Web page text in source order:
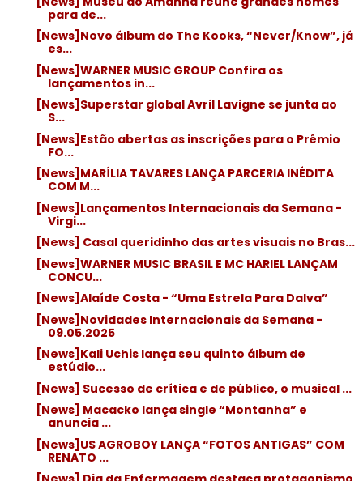
para de...
[News]Novo álbum do The Kooks, “Never/Know”, já
es...
[News]WARNER MUSIC GROUP Confira os
lançamentos in...
[News]Superstar global Avril Lavigne se junta ao
S...
[News]Estão abertas as inscrições para o Prêmio
FO...
[News]MARÍLIA TAVARES LANÇA PARCERIA INÉDITA
COM M...
[News]Lançamentos Internacionais da Semana -
Virgi...
[News] Casal queridinho das artes visuais no Bras...
[News]WARNER MUSIC BRASIL E MC HARIEL LANÇAM
CONCU...
[News]Alaíde Costa - “Uma Estrela Para Dalva”
[News]Novidades Internacionais da Semana -
09.05.2025
[News]Kali Uchis lança seu quinto álbum de
estúdio...
[News] Sucesso de crítica e de público, o musical ...
[News] Macacko lança single “Montanha” e
anuncia ...
[News]US AGROBOY LANÇA “FOTOS ANTIGAS” COM
RENATO ...